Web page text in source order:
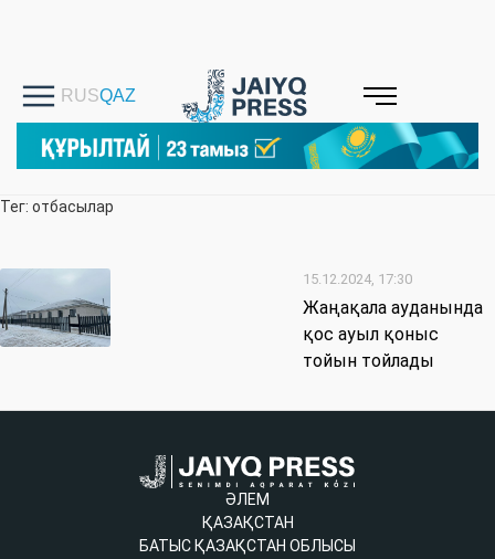
Тег: отбасылар
15.12.2024, 17:30
Жаңақала ауданында
қос ауыл қоныс
тойын тойлады
ӘЛЕМ
ҚАЗАҚСТАН
БАТЫС ҚАЗАҚСТАН ОБЛЫСЫ